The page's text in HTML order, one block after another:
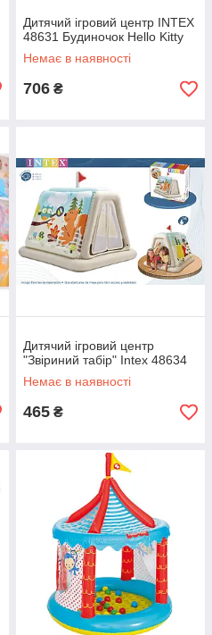
Дитячий ігровий центр INTEX
48631 Будиночок Hello Kitty
Немає в наявності
706 ₴
Дитячий ігровий центр
"Звіриний табір" Intex 48634
Немає в наявності
465 ₴